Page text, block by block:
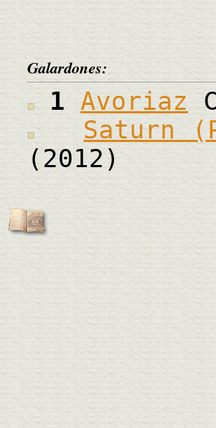
Galardones:
1Avoriaz
Saturn
(2012)